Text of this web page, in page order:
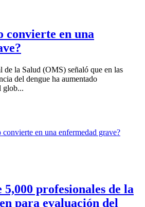
convierte en una
la Salud (OMS) señaló que en las
del dengue ha aumentado
glob...
5,000 profesionales de la
para evaluación del